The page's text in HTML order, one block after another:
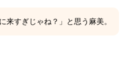
来すぎじゃね？」と思う麻美。